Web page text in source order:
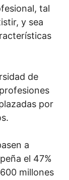
tal
y sea
de
por
a
el 47%
millones